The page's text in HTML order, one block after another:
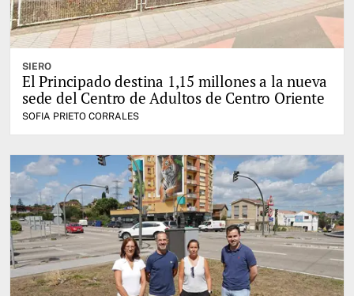
SIERO
El Principado destina 1,15 millones a la nueva
sede del Centro de Adultos de Centro Oriente
SOFIA PRIETO CORRALES